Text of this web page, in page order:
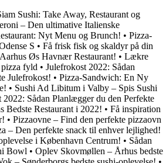
Sushi: Take Away, Restaurant og
– Den ultimative Italienske
Nyt Menu og Brunch! • Pizza-
S • Få frisk fisk og skaldyr på din
Øs Havnær Restaurant! • Lækre
fyld • Julefrokost 2022: Sådan
Julefrokost! • Pizza-Sandwich: En Ny
• Sushi Ad Libitum i Valby – Spis Sushi
2022: Sådan Planlægger du den Perfekte
Bedste Restaurant i 2022! • Få inspiration
• Pizzaovne – Find den perfekte pizzaovn
– Den perfekte snack til enhver lejlighed!
i København Centrum! • Sådan
Bowl • Oplev Skovmøllen – Århus bedste